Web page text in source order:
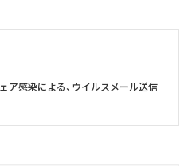
ア感染による、ウイルスメール送信